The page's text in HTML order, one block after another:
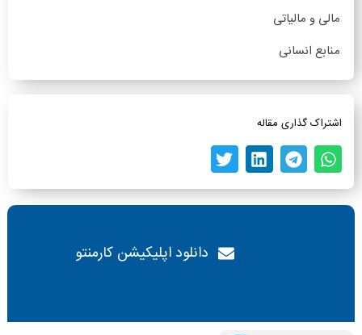
مالی و مالیاتی
منابع انسانی
اشتراک گذاری مقاله
دانلود اپلیکیشن کارمنتو